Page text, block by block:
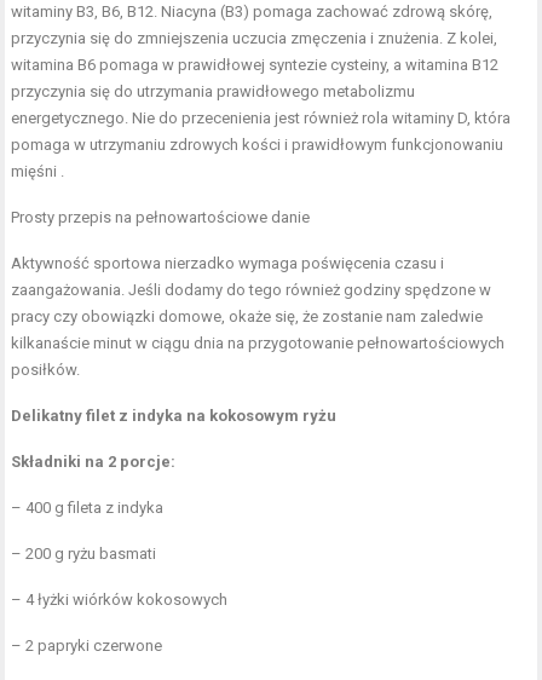
witaminy B3, B6, B12. Niacyna (B3) pomaga zachować zdrową skórę,
przyczynia się do zmniejszenia uczucia zmęczenia i znużenia. Z kolei,
witamina B6 pomaga w prawidłowej syntezie cysteiny, a witamina B12
przyczynia się do utrzymania prawidłowego metabolizmu
energetycznego. Nie do przecenienia jest również rola witaminy D, która
pomaga w utrzymaniu zdrowych kości i prawidłowym funkcjonowaniu
mięśni .
Prosty przepis na pełnowartościowe danie
Aktywność sportowa nierzadko wymaga poświęcenia czasu i
zaangażowania. Jeśli dodamy do tego również godziny spędzone w
pracy czy obowiązki domowe, okaże się, że zostanie nam zaledwie
kilkanaście minut w ciągu dnia na przygotowanie pełnowartościowych
posiłków.
Delikatny filet z indyka na kokosowym ryżu
Składniki na 2 porcje:
– 400 g fileta z indyka
– 200 g ryżu basmati
– 4 łyżki wiórków kokosowych
– 2 papryki czerwone